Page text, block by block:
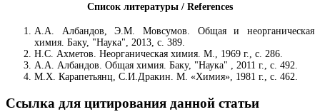
Список литературы / References
А.А. Албандов, Э.М. Мовсумов. Общая и неорганическая
химия. Баку, "Наука", 2013, с. 389.
Н.С. Ахметов. Неорганическая химия. М., 1969 г., с. 286.
А.А. Албандов. Общая химия. Баку, "Наука" , 2011 г., с. 492.
М.Х. Карапетьянц, С.И.Дракин. М. «Химия», 1981 г., с. 462.
Ссылка для цитирования данной статьи